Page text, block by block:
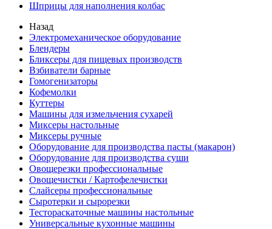
Шприцы для наполнения колбас
Назад
Электромеханическое оборудование
Блендеры
Бликсеры для пищевых производств
Взбиватели барные
Гомогенизаторы
Кофемолки
Куттеры
Машины для измельчения сухарей
Миксеры настольные
Миксеры ручные
Оборудование для производства пасты (макарон)
Оборудование для производства суши
Овощерезки профессиональные
Овощечистки / Картофелечистки
Слайсеры профессиональные
Сыротерки и сырорезки
Тестораскаточные машины настольные
Универсальные кухонные машины